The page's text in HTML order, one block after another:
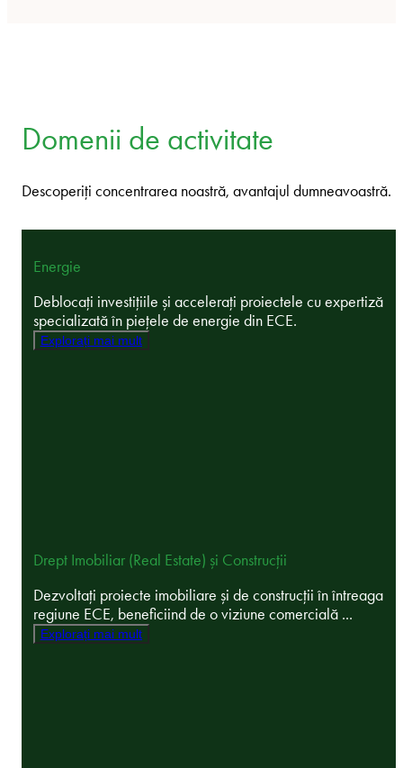
Domenii de activitate
Descoperiți concentrarea noastră, avantajul dumneavoastră.
Energie
Deblocați investițiile și accelerați proiectele cu expertiză
specializată în piețele de energie din ECE.
Explorați mai mult
Drept Imobiliar (Real Estate) și Construcții
Dezvoltați proiecte imobiliare și de construcții în întreaga
regiune ECE, beneficiind de o viziune comercială ...
Explorați mai mult